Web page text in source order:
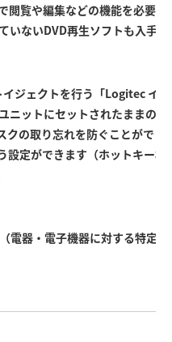
閲覧や編集などの機能を必要
いないDVD再生ソフトも入手で
ジェクトを行う「Logitec イ
ニットにセットされたままの
クの取り忘れを防ぐことがで
設定ができます（ホットキー
電器・電子機器に対する特定